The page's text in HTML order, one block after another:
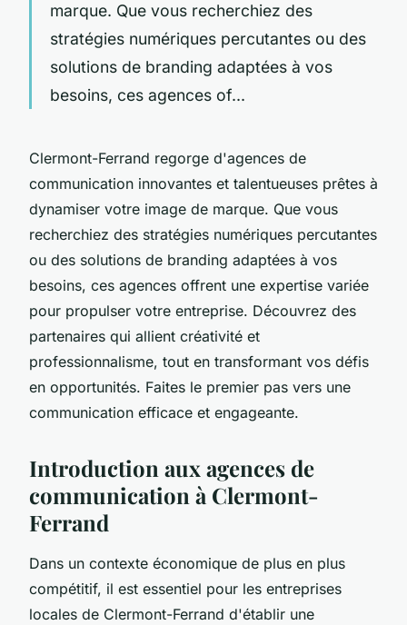
marque. Que vous recherchiez des
stratégies numériques percutantes ou des
solutions de branding adaptées à vos
besoins, ces agences of...
Clermont-Ferrand regorge d'agences de
communication innovantes et talentueuses prêtes à
dynamiser votre image de marque. Que vous
recherchiez des stratégies numériques percutantes
ou des solutions de branding adaptées à vos
besoins, ces agences offrent une expertise variée
pour propulser votre entreprise. Découvrez des
partenaires qui allient créativité et
professionnalisme, tout en transformant vos défis
en opportunités. Faites le premier pas vers une
communication efficace et engageante.
Introduction aux agences de
communication à Clermont-
Ferrand
Dans un contexte économique de plus en plus
compétitif, il est essentiel pour les entreprises
locales de Clermont-Ferrand d'établir une